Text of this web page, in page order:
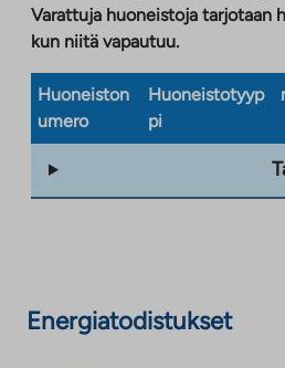
Varattuja huoneistoja tarjotaan
kun niitä vapautuu.
Huoneiston
umero
Huoneistotyyp
pi
Energiatodistukset